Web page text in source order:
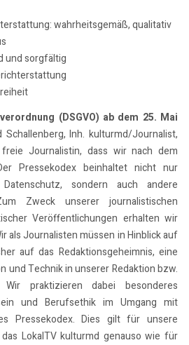
wahrheitsgemäß, qualitativ
und sorgfältig
(DSGVO) ab dem 25. Mai
Schallenberg, Inh. kulturmd/Journalist,
Journalistin, dass wir nach dem
Pressekodex beinhaltet nicht nur
sondern auch andere
Zweck unserer journalistischen
Veröffentlichungen erhalten wir
als Journalisten müssen in Hinblick auf
auf das Redaktionsgeheimnis, eine
und Technik in unserer Redaktion bzw.
praktizieren dabei besonderes
und Berufsethik im Umgang mit
Pressekodex. Dies gilt für unsere
LokalTV kulturmd genauso wie für